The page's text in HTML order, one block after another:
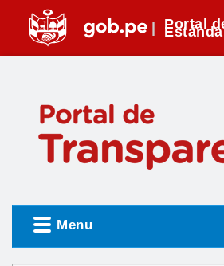
Portal
Menu